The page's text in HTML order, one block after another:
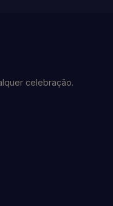
celebração.